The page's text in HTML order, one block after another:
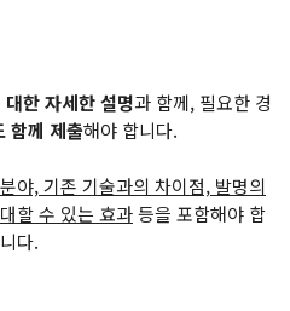
한 자세한 설명과 함께, 필요한 경
함께 제출해야 합니다.
야, 기존 기술과의 차이점, 발명의
할 수 있는 효과등을 포함해야 합
니다.